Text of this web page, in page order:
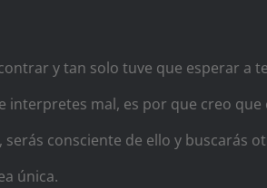
y tan solo tuve que esperar a
mal, es por que creo
consciente de ello y buscarás
única.